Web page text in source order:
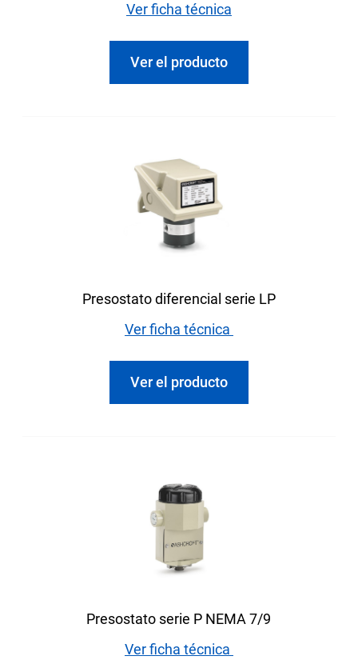
Ver ficha técnica
Ver el producto
Presostato diferencial serie LP
Ver ficha técnica
Ver el producto
Presostato serie P NEMA 7/9
Ver ficha técnica